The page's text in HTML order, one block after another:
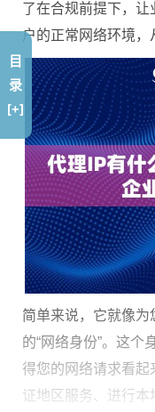
了在合规前提下，让
户的正常网络环境，
简单来说，它就像
的“网络身份”。这个
得您的网络请求看
证地区服务、进行本
目
录
[+]